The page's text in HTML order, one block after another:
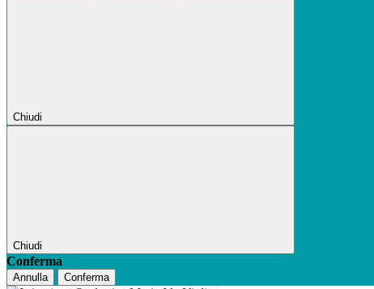
Chiudi
Chiudi
Conferma
Annulla Conferma